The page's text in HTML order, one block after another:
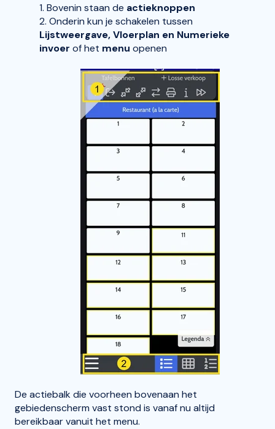
1. Bovenin staan de actieknoppen
2. Onderin kun je schakelen tussen
Lijstweergave, Vloerplan en Numerieke
invoer of het menu openen
De actiebalk die voorheen bovenaan het
gebiedenscherm vast stond is vanaf nu altijd
bereikbaar vanuit het menu.